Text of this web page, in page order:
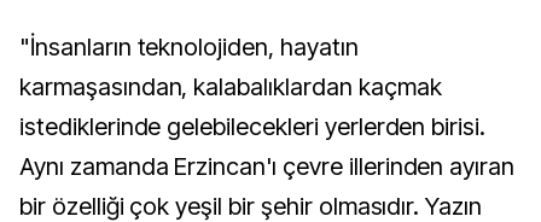
"İnsanların teknolojiden, hayatın
karmaşasından, kalabalıklardan kaçmak
istediklerinde gelebilecekleri yerlerden birisi.
Aynı zamanda Erzincan'ı çevre illerinden ayıran
bir özelliği çok yeşil bir şehir olmasıdır. Yazın